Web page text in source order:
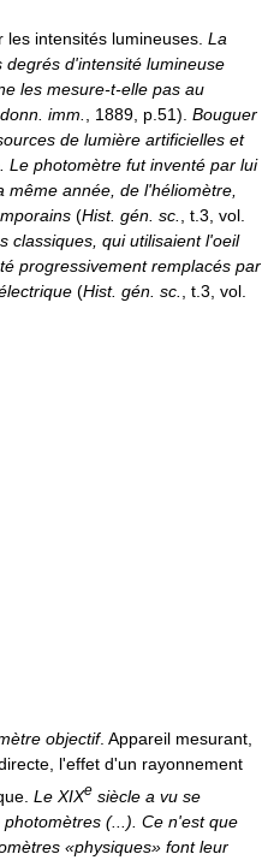
intensités lumineuses. La
d'intensité lumineuse
les mesure-t-elle pas au
imm. , 1889, p.51). Bouguer
de lumière artificielles et
Le photomètre fut inventé par lui
année, de l'héliomètre,
(Hist. gén. sc.
, t.3, vol.
classiques, qui utilisaient l'oeil
progressivement remplacés par
(Hist. gén. sc.
, t.3, vol.
objectif. Appareil mesurant,
l'effet d'un rayonnement
Le XIXe siècle a vu se
(...). Ce n'est que
«physiques» font leur